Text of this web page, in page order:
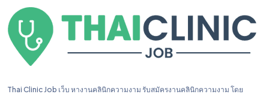
Thai Clinic Job เว็บ หางานคลินิกความงาม รับสมัครงานคลินิกความงาม โดย